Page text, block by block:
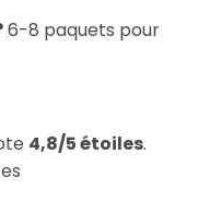
6-8 paquets pour
4,8/5 étoiles.